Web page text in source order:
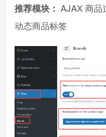
推荐模块： AJAX 商品
动态商品标签